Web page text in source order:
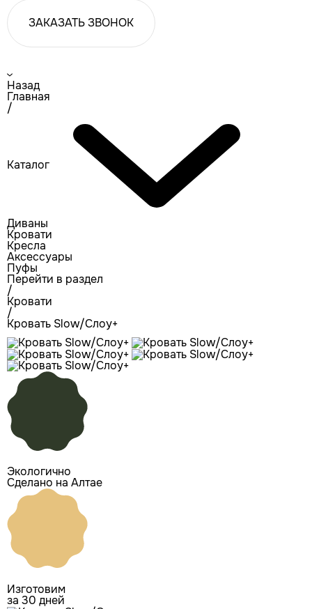
ЗАКАЗАТЬ ЗВОНОК
Назад
Главная
/
Каталог
Диваны
Кровати
Кресла
Аксессуары
Пуфы
Перейти в раздел
/
Кровати
/
Кровать Slow/Слоу+
Экологично
Сделано на Алтае
Изготовим
за 30 дней